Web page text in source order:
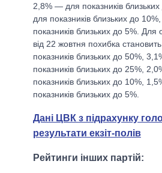
2,8% — для показників
для показників близьких до
показників близьких до 5%.
від 22 жовтня похибка
показників близьких до 50%,
показників близьких до 25%,
показників близьких до 10%,
показників близьких до 5%.
Дані ЦВК з підрахунку
результати екзіт-полів
Рейтинги інших партій: